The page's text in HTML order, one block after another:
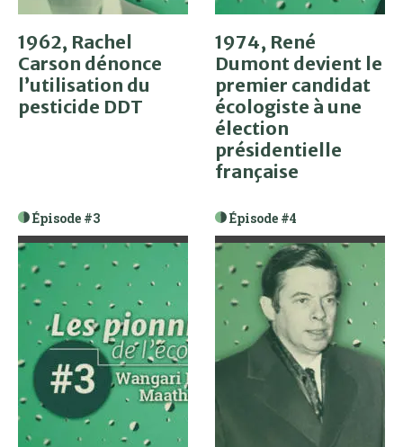
1962, Rachel
Carson dénonce
l’utilisation du
pesticide DDT
1974, René
Dumont devient le
premier candidat
écologiste à une
élection
présidentielle
française
Épisode #3 Épisode #4